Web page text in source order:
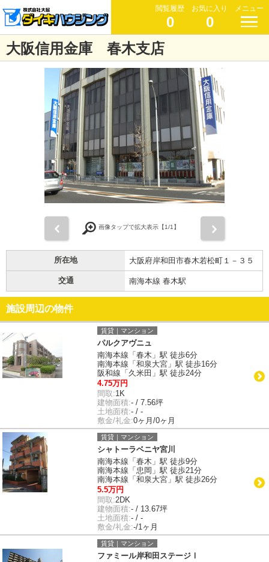
閲覧履歴
0
お気に入り
0
メニュー
大阪信用金庫 春木支店
画像タップで拡大表示【1/1】
所在地 大阪府岸和田市春木若松町１－３５
交通 南海本線 春木駅
施設周辺の物件
賃貸｜マンション
パルクアヴニュ
南海本線「春木」駅 徒歩6分
南海本線「和泉大宮」駅 徒歩16分
阪和線「久米田」駅 徒歩24分
4.75万円
間取:1K
建物面積:- / 7.56坪
土地面積:- / -
敷金/礼金:0ヶ月/0ヶ月
賃貸｜マンション
シャトーラベニヤ宮川
南海本線「春木」駅 徒歩9分
南海本線「忠岡」駅 徒歩21分
南海本線「和泉大宮」駅 徒歩26分
5.5万円
間取:2DK
建物面積:- / 13.67坪
土地面積:- / -
敷金/礼金:-/1ヶ月
賃貸｜マンション
ファミール岸和田ステージⅠ